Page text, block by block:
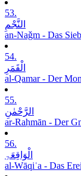
53.
النَّجْمِ
an-Naǧm - Das
54.
الْقَمَرِ
al-Qamar - Der
55.
الرَّحْمٰنِ
ar-Raḥmān - Der
56.
الْوَاقِعَۃِ
al-Wāqiʿa - Das